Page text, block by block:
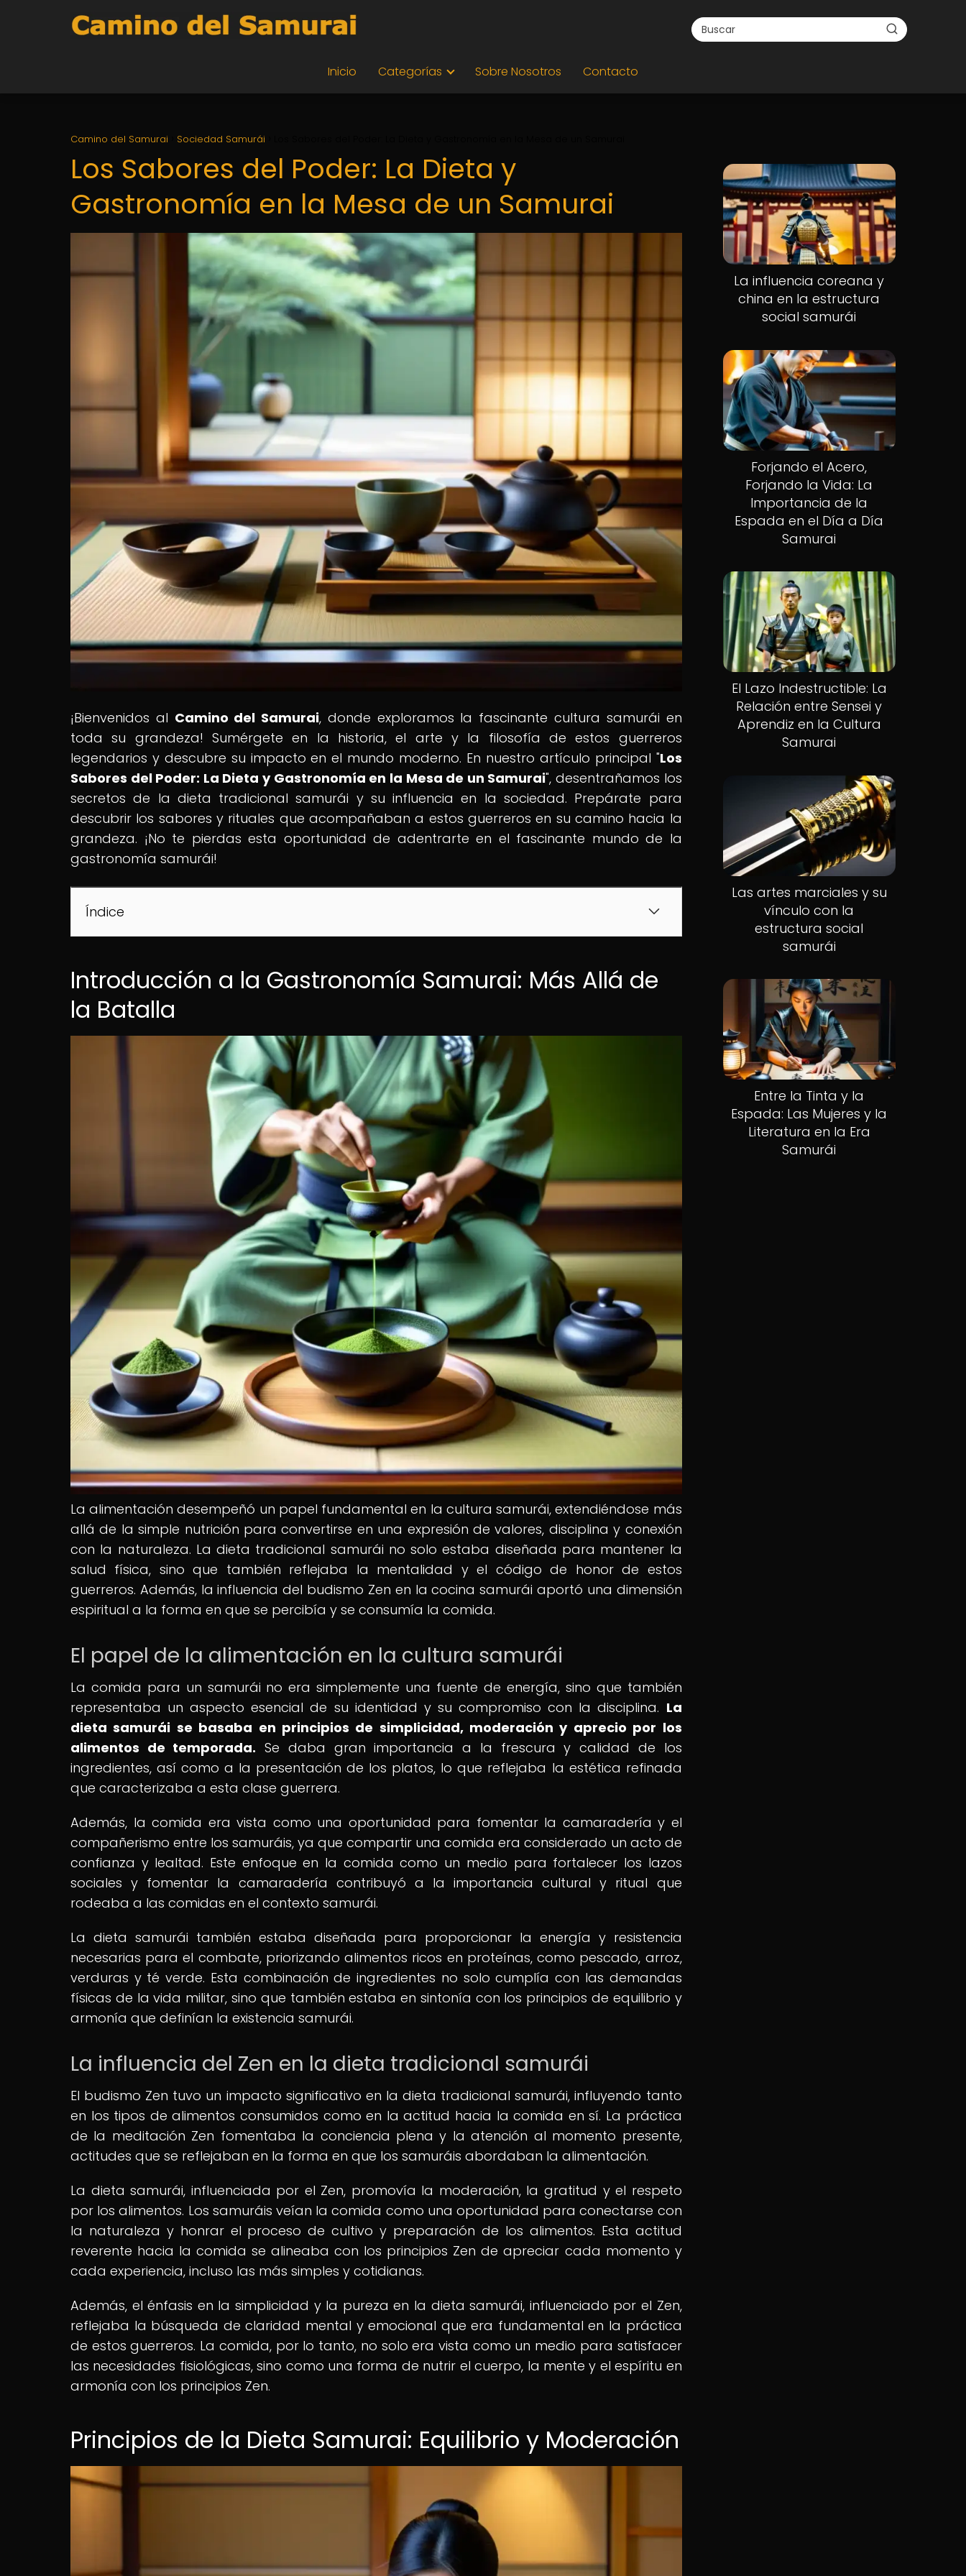
Inicio Categorías Sobre Nosotros Contacto
Camino del Samurai Sociedad Samurái
Los Sabores del Poder: La Dieta y
Gastronomía en la Mesa de un Samurai
¡Bienvenidos al Camino del Samurai, donde exploramos la fascinante cultura samurái en
toda su grandeza! Sumérgete en la historia, el arte y la filosofía de estos guerreros
legendarios y descubre su impacto en el mundo moderno. En nuestro artículo principal "Los
Sabores del Poder: La Dieta y Gastronomía en la Mesa de un Samurai", desentrañamos los
secretos de la dieta tradicional samurái y su influencia en la sociedad. Prepárate para
descubrir los sabores y rituales que acompañaban a estos guerreros en su camino hacia la
grandeza. ¡No te pierdas esta oportunidad de adentrarte en el fascinante mundo de la
gastronomía samurái!
Índice
Introducción a la Gastronomía Samurai: Más Allá de
la Batalla
La alimentación desempeñó un papel fundamental en la cultura samurái, extendiéndose más
allá de la simple nutrición para convertirse en una expresión de valores, disciplina y conexión
con la naturaleza. La dieta tradicional samurái no solo estaba diseñada para mantener la
salud física, sino que también reflejaba la mentalidad y el código de honor de estos
guerreros. Además, la influencia del budismo Zen en la cocina samurái aportó una dimensión
espiritual a la forma en que se percibía y se consumía la comida.
El papel de la alimentación en la cultura samurái
La comida para un samurái no era simplemente una fuente de energía, sino que también
representaba un aspecto esencial de su identidad y su compromiso con la disciplina. La
dieta samurái se basaba en principios de simplicidad, moderación y aprecio por los
alimentos de temporada. Se daba gran importancia a la frescura y calidad de los
ingredientes, así como a la presentación de los platos, lo que reflejaba la estética refinada
que caracterizaba a esta clase guerrera.
Además, la comida era vista como una oportunidad para fomentar la camaradería y el
compañerismo entre los samuráis, ya que compartir una comida era considerado un acto de
confianza y lealtad. Este enfoque en la comida como un medio para fortalecer los lazos
sociales y fomentar la camaradería contribuyó a la importancia cultural y ritual que
rodeaba a las comidas en el contexto samurái.
La dieta samurái también estaba diseñada para proporcionar la energía y resistencia
necesarias para el combate, priorizando alimentos ricos en proteínas, como pescado, arroz,
verduras y té verde. Esta combinación de ingredientes no solo cumplía con las demandas
físicas de la vida militar, sino que también estaba en sintonía con los principios de equilibrio y
armonía que definían la existencia samurái.
La influencia del Zen en la dieta tradicional samurái
El budismo Zen tuvo un impacto significativo en la dieta tradicional samurái, influyendo tanto
en los tipos de alimentos consumidos como en la actitud hacia la comida en sí. La práctica
de la meditación Zen fomentaba la conciencia plena y la atención al momento presente,
actitudes que se reflejaban en la forma en que los samuráis abordaban la alimentación.
La dieta samurái, influenciada por el Zen, promovía la moderación, la gratitud y el respeto
por los alimentos. Los samuráis veían la comida como una oportunidad para conectarse con
la naturaleza y honrar el proceso de cultivo y preparación de los alimentos. Esta actitud
reverente hacia la comida se alineaba con los principios Zen de apreciar cada momento y
cada experiencia, incluso las más simples y cotidianas.
Además, el énfasis en la simplicidad y la pureza en la dieta samurái, influenciado por el Zen,
reflejaba la búsqueda de claridad mental y emocional que era fundamental en la práctica
de estos guerreros. La comida, por lo tanto, no solo era vista como un medio para satisfacer
las necesidades fisiológicas, sino como una forma de nutrir el cuerpo, la mente y el espíritu en
armonía con los principios Zen.
Principios de la Dieta Samurai: Equilibrio y Moderación
La influencia coreana y
china en la estructura
social samurái
Forjando el Acero,
Forjando la Vida: La
Importancia de la
Espada en el Día a Día
Samurai
El Lazo Indestructible: La
Relación entre Sensei y
Aprendiz en la Cultura
Samurai
Las artes marciales y su
vínculo con la
estructura social
samurái
Entre la Tinta y la
Espada: Las Mujeres y la
Literatura en la Era
Samurái